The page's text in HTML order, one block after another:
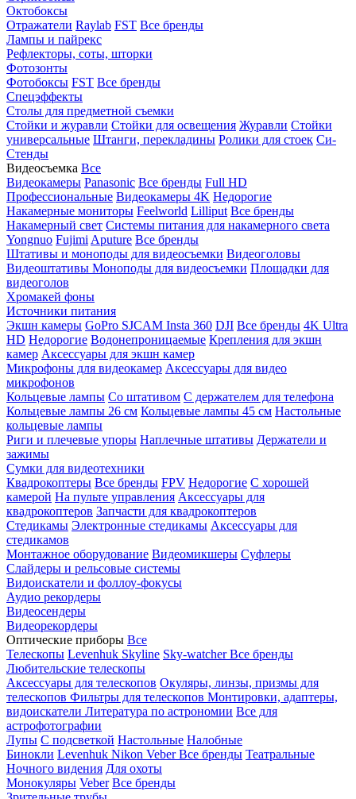
Октобоксы
Отражатели Raylab FST Все бренды
Лампы и пайрекс
Рефлекторы, соты, шторки
Фотозонты
Фотобоксы FST Все бренды
Спецэффекты
Столы для предметной съемки
Стойки и журавли Стойки для освещения Журавли Стойки
универсальные Штанги, перекладины Ролики для стоек Си-
Стенды
Видеосъемка Все
Видеокамеры Panasonic Все бренды Full HD
Профессиональные Видеокамеры 4K Недорогие
Накамерные мониторы Feelworld Lilliput Все бренды
Накамерный свет Системы питания для накамерного света
Yongnuo Fujimi Aputure Все бренды
Штативы и моноподы для видеосъемки Видеоголовы
Видеоштативы Моноподы для видеосъемки Площадки для
видеоголов
Хромакей фоны
Источники питания
Экшн камеры GoPro SJCAM Insta 360 DJI Все бренды 4K Ultra
HD Недорогие Водонепроницаемые Крепления для экшн
камер Аксессуары для экшн камер
Микрофоны для видеокамер Аксессуары для видео
микрофонов
Кольцевые лампы Со штативом C держателем для телефона
Кольцевые лампы 26 см Кольцевые лампы 45 см Настольные
кольцевые лампы
Риги и плечевые упоры Наплечные штативы Держатели и
зажимы
Сумки для видеотехники
Квадрокоптеры Все бренды FPV Недорогие С хорошей
камерой На пульте управления Аксессуары для
квадрокоптеров Запчасти для квадрокоптеров
Стедикамы Электронные стедикамы Аксессуары для
стедикамов
Монтажное оборудование Видеомикшеры Суфлеры
Слайдеры и рельсовые системы
Видоискатели и фоллоу-фокусы
Аудио рекордеры
Видеосендеры
Видеорекордеры
Оптические приборы Все
Телескопы Levenhuk Skyline Sky-watcherВсе бренды
Любительские телескопы
Аксессуары для телескопов Окуляры, линзы, призмы для
телескопов Фильтры для телескопов Монтировки, адаптеры,
видоискатели Литература по астрономии Все для
астрофотографии
Лупы С подсветкой Настольные Налобные
Бинокли Levenhuk Nikon VeberВсе бренды Театральные
Ночного видения Для охоты
Монокуляры Veber Все бренды